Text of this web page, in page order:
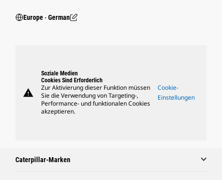
Europe ‧ German
warning
Soziale Medien
Cookies Sind Erforderlich
Zur Aktivierung dieser Funktion müssen
Sie die Verwendung von Targeting-,
Performance- und funktionalen Cookies
akzeptieren.
Cookie-
Einstellungen
Caterpillar-Marken